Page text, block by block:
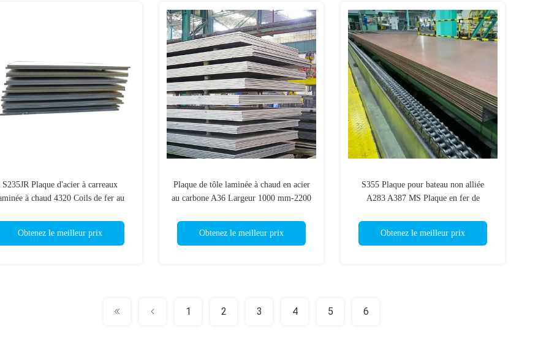
S235JR Plaque d'acier à carreaux
à chaud 4320 Coils de fer au
Obtenez le meilleur prix
Plaque de tôle laminée à chaud en acier
au carbone A36 Largeur 1000 mm-2200
Obtenez le meilleur prix
S355 Plaque pour bateau non alliée
A283 A387 MS Plaque en fer de
Obtenez le meilleur prix
1 2 3 4 5 6